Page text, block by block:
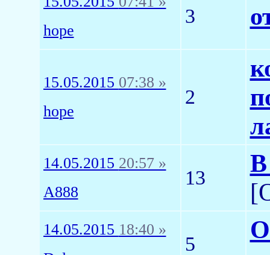
hope
3
15.05.2015 07:38 »
hope
2
14.05.2015 20:57 »
A888
13
В
14.05.2015 18:40 »
5